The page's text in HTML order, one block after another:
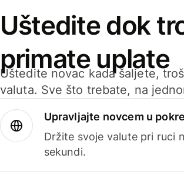
Uštedite dok
primate uplate
Uštedite novac kada šaljete,
valuta. Sve što trebate, na
Upravljajte novcem u
Držite svoje valute pri ruci
sekundi.